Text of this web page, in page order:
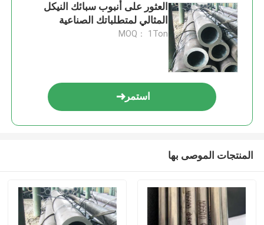
العثور على أنبوب سبائك النيكل
المثالي لمتطلباتك الصناعية
MOQ： 1Ton
استمر
المنتجات الموصى بها